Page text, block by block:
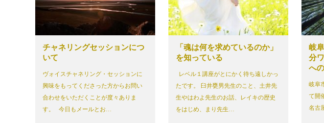
チャネリングセッションにつ
いて
ヴォイスチャネリング・セッションに
興味をもってくださった方からお問い
合わせをいただくことが度々ありま
す。 今日もメールとお…
「魂は何を求めているのか」
を知っている
レベル１講座がとにかく待ち遠しかっ
たです。 臼井甕男先生のこと、土井先
生やはわよ先生のお話、レイキの歴史
をはじめ、まり先生…
岐
分
への
岐阜
て開
名古